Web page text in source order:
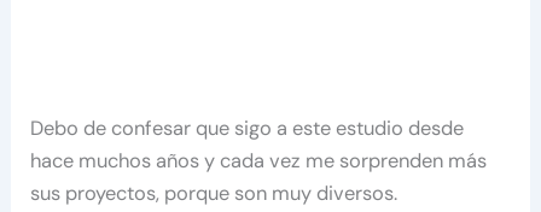
Debo de confesar que sigo a este estudio desde
hace muchos años y cada vez me sorprenden más
sus proyectos, porque son muy diversos.